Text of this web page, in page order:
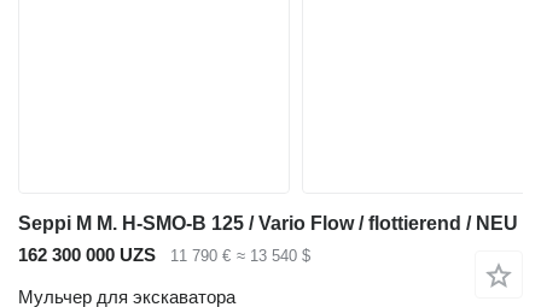
Seppi M M. H-SMO-B 125 / Vario Flow / flottierend / NEU
162 300 000 UZS
11 790 € ≈ 13 540 $
Мульчер для экскаватора